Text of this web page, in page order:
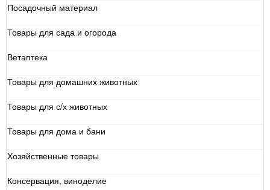
Посадочный материал
Товары для сада и огорода
Ветаптека
Товары для домашних животных
Товары для с/х животных
Товары для дома и бани
Хозяйственные товары
Консервация, виноделие